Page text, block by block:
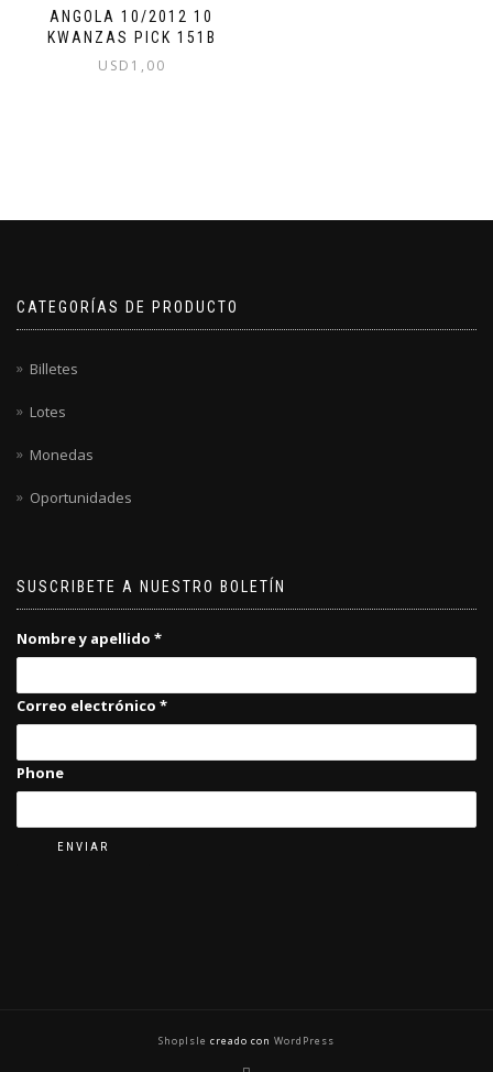
ANGOLA 10/2012 10
KWANZAS PICK 151B
USD 1,00
CATEGORÍAS DE PRODUCTO
Billetes
Lotes
Monedas
Oportunidades
SUSCRIBETE A NUESTRO BOLETÍN
Nombre y apellido *
Correo electrónico *
Phone
ENVIAR
ShopIsle creado con WordPress